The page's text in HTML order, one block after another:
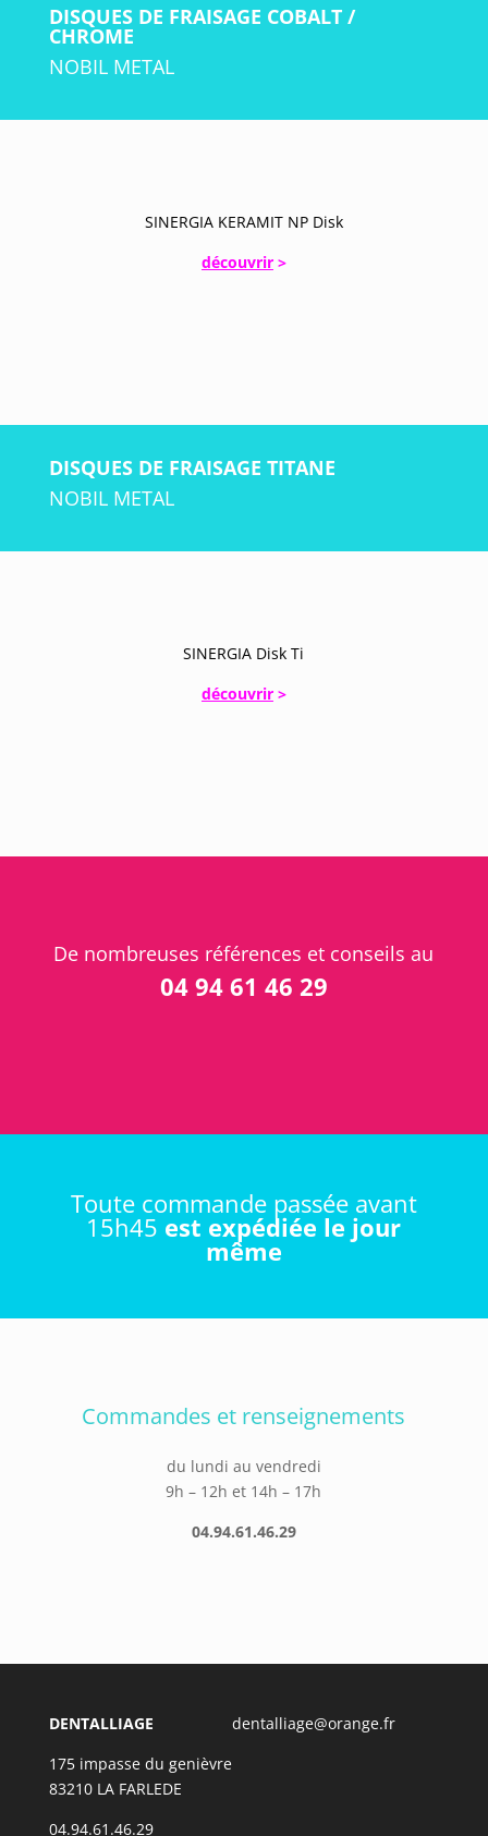
DISQUES DE FRAISAGE COBALT /
CHROME
NOBIL METAL
SINERGIA KERAMIT NP Disk
découvrir>
DISQUES DE FRAISAGE TITANE
NOBIL METAL
SINERGIA Disk Ti
découvrir>
De nombreuses références et conseils au
04 94 61 46 29
Toute commande passée avant
15h45 est expédiée le jour
même
Commandes et renseignements
du lundi au vendredi
9h – 12h et 14h – 17h
04.94.61.46.29
DENTALLIAGE
175 impasse du genièvre
83210 LA FARLEDE
04.94.61.46.29
dentalliage@orange.fr